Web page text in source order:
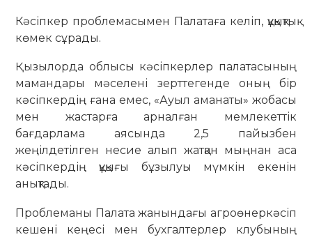
Кәсіпкер проблемасымен Палатаға келіп, құқықтық
көмек сұрады.
Қызылорда облысы кәсіпкерлер палатасының
мамандары мәселені зерттегенде оның бір
кәсіпкердің ғана емес, «Ауыл аманаты» жобасы
мен жастарға арналған мемлекеттік
бағдарлама аясында 2,5 пайызбен
жеңілдетілген несие алып жатқан мыңнан аса
кәсіпкердің құқығы бұзылуы мүмкін екенін
анықтады.
Проблеманы Палата жанындағы агроөнеркәсіп
кешені кеңесі мен бухгалтерлер клубының